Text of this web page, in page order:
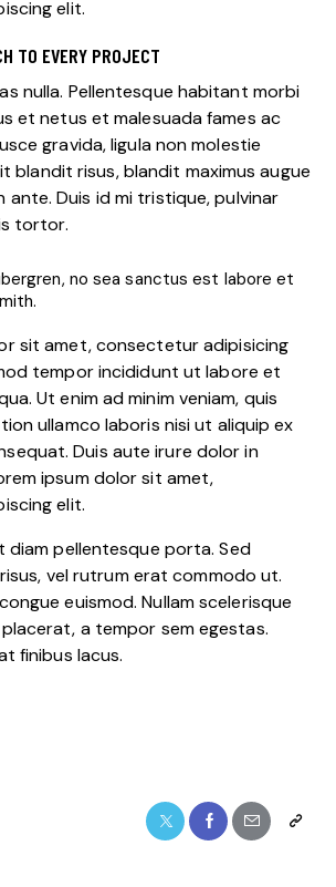
elit.
TO EVERY PROJECT
nulla. Pellentesque habitant morbi
et netus et malesuada fames ac
gravida, ligula non molestie
blandit risus, blandit maximus augue
ante. Duis id mi tristique, pulvinar
tortor.
no sea sanctus est labore et
sit amet, consectetur adipisicing
tempor incididunt ut labore et
Ut enim ad minim veniam, quis
ullamco laboris nisi ut aliquip ex
Duis aute irure dolor in
ipsum dolor sit amet,
elit.
diam pellentesque porta. Sed
vel rutrum erat commodo ut.
euismod. Nullam scelerisque
a tempor sem egestas.
finibus lacus.